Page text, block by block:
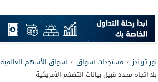
نور تريندز / مستجدات أسواق / أسواق الأسهم العالمية
بلا اتجاه محدد قبيل بيانات التضخم الأمريكية